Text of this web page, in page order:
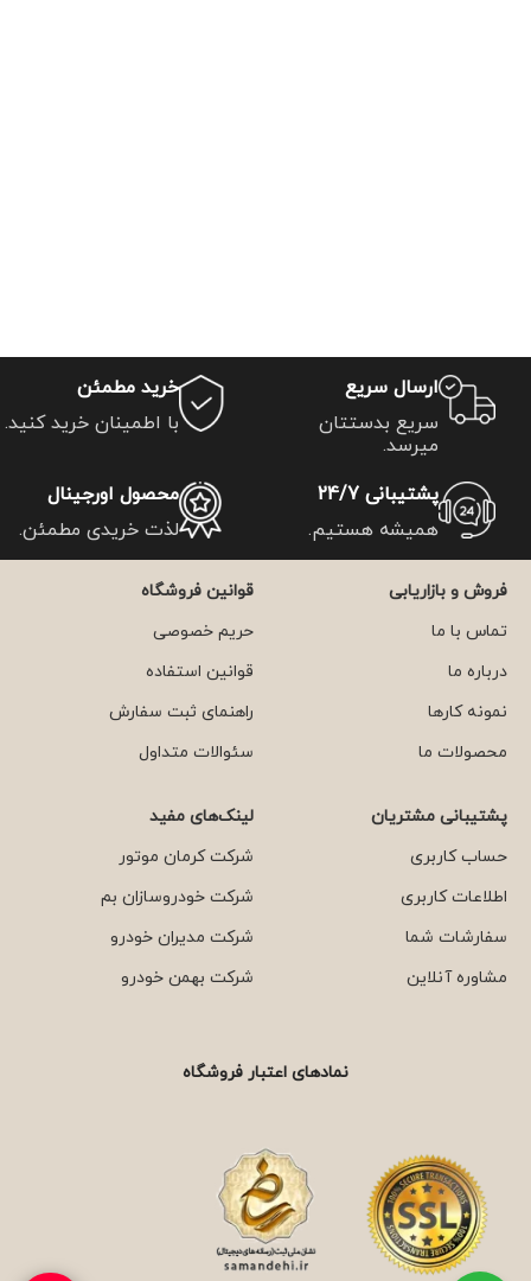
ارسال سریع
سریع بدستتان
میرسد.
خرید مطمئن
با اطمینان خرید کنید.
پشتیبانی 24/7
همیشه هستیم.
محصول اورجینال
لذت خریدی مطمئن.
فروش و بازاریابی
تماس با ما
درباره ما
نمونه کارها
محصولات ما
قوانین فروشگاه
حریم خصوصی
قوانین استفاده
راهنمای ثبت سفارش
سئوالات متداول
پشتیبانی مشتریان
حساب کاربری
اطلاعات کاربری
سفارشات شما
مشاوره آنلاین
لینک‌های مفید
شرکت کرمان موتور
شرکت خودروسازان بم
شرکت مدیران خودرو
شرکت بهمن خودرو
نمادهای اعتبار فروشگاه